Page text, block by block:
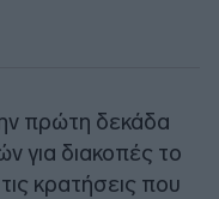
πρώτη δεκάδα
για διακοπές το
κρατήσεις που